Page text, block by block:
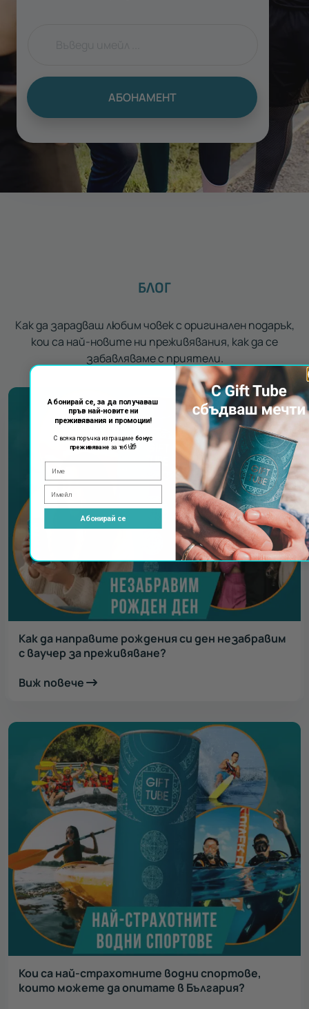
АБОНАМЕНТ
БЛОГ
Как да зарадваш любим човек с оригинален подарък,
кои са най-новите ни преживявания, как да се
забавляваме с приятели.
Как да направите рождения си ден незабравим
с ваучер за преживяване?
Виж повече
Кои са най-страхотните водни спортове,
които можете да опитате в България?
Абонирай се, за да получаваш
пръв най-новите ни
преживявания и промоции!
С всяка поръчка изпращаме бонус
преживяване за теб!🎁
Абонирай се